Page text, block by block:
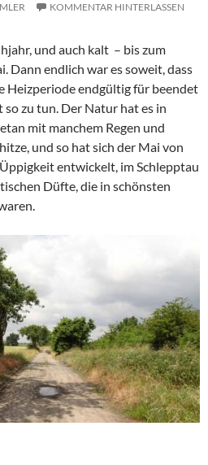
KOMMENTAR HINTERLASSEN
und auch kalt ­ – bis zum
Dann endlich war es soweit, dass
Heizperiode endgültig für beendet
zu tun. Der Natur hat es in
mit manchem Regen und
und so hat sich der Mai von
entwickelt, im Schlepptau
Düfte, die in schönsten